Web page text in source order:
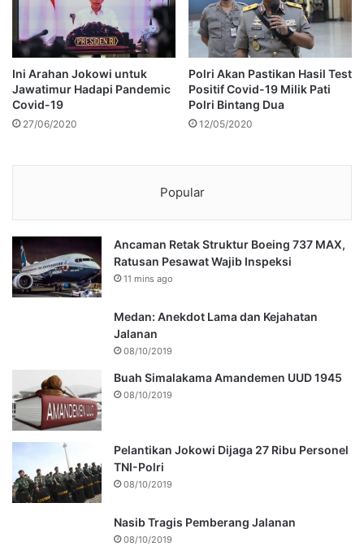
Ini Arahan Jokowi untuk
Jawatimur Hadapi Pandemic
Covid-19
27/06/2020
Polri Akan Pastikan Hasil Test
Positif Covid-19 Milik Pati
Polri Bintang Dua
12/05/2020
Popular
Ancaman Retak Struktur Boeing 737 MAX,
Ratusan Pesawat Wajib Inspeksi
11 mins ago
Medan: Anekdot Lama dan Kejahatan
Jalanan
08/10/2019
Buah Simalakama Amandemen UUD 1945
08/10/2019
Pelantikan Jokowi Dijaga 27 Ribu Personel
TNI-Polri
08/10/2019
Nasib Tragis Pemberang Jalanan
08/10/2019